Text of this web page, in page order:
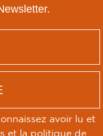
avoir lu et
et la politique de